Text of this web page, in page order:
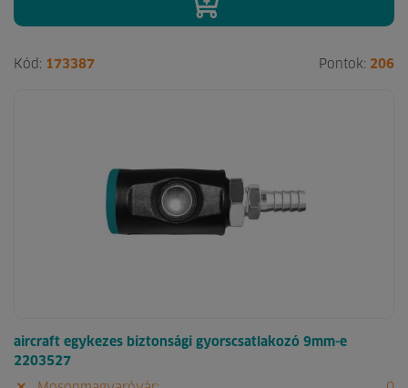
Kód: 173387 Pontok: 206
aircraft egykezes biztonsági gyorscsatlakozó 9mm-e
2203527